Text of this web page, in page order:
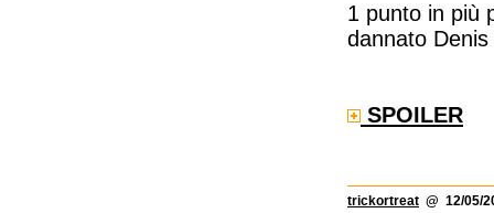
1 punto in più
dannato
SPOILER
trickortreat @ 12/05/